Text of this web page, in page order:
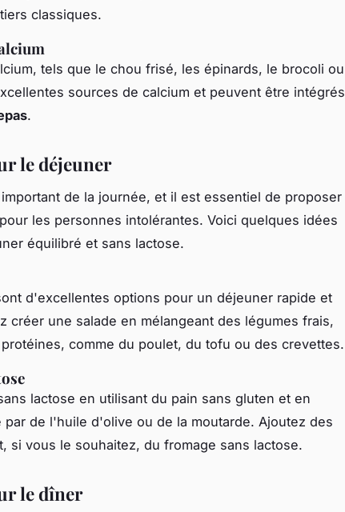
classiques.
tels que le chou frisé, les épinards, le brocoli ou
sources de calcium et peuvent être intégrés
.
le déjeuner
de la journée, et il est essentiel de proposer
les personnes intolérantes. Voici quelques idées
équilibré et sans lactose.
d'excellentes options pour un déjeuner rapide et
créer une salade en mélangeant des légumes frais,
comme du poulet, du tofu ou des crevettes.
lactose en utilisant du pain sans gluten et en
par de l'huile d'olive ou de la moutarde. Ajoutez des
si vous le souhaitez, du fromage sans lactose.
le dîner